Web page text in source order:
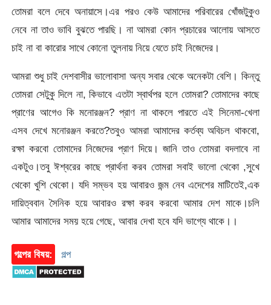
তোমরা বলে দেবে অনায়াসে।এর পরও কেউ আমাদের পরিবারের খোঁজটুকুও
নেবে না তাও ভাবি বুঝতে পারছি। না আমরা কোন প্রচারের আলোয় আসতে
চাই না বা কারোর সাথে কোনো তুলনায় নিয়ে যেতে চাই নিজেদের।
আমরা শুধু চাই দেশবাসীর ভালোবাসা অন্য সবার থেকে অনেকটা বেশি। কিন্তু
তোমরা সেটুকু দিলে না, কিভাবে এতটা স্বার্থপর হলে তোমরা? তোমাদের কাছে
প্রাণের আগেও কি মনোরঞ্জন? প্রাণ না থাকলে পারতে এই সিনেমা-খেলা
এসব দেখে মনোরঞ্জন করতে?তবুও আমরা আমাদের কর্তব্য অবিচল থাকবো,
রক্ষা করবো তোমাদের নিজেদের প্রাণ দিয়ে। জানি তাও তোমরা বদলাবে না
একটুও।তবু ঈশ্বরের কাছে প্রার্থনা করব তোমরা সবাই ভালো থেকো ,সুখে
থেকো খুশি থেকো। যদি সম্ভব হয় আবারও জন্ম নেব এদেশের মাটিতেই,এক
দায়িত্ববান সৈনিক হয়ে আবারও রক্ষা করব করবো আমার দেশ মাকে।চলি
আমার আমাদের সময় হয়ে গেছে, আবার দেখা হবে যদি ভাগ্যে থাকে।।
গল্পের বিষয়: গল্প